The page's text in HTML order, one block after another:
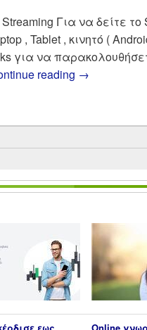
Για να δείτε
, Tablet , κινητό (
για να
reading Star TV Live
→